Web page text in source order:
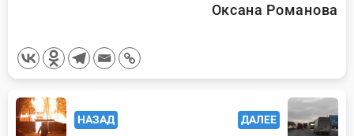
Оксана Романова
<span
class="nav-НАЗАД ДАЛЕЕ